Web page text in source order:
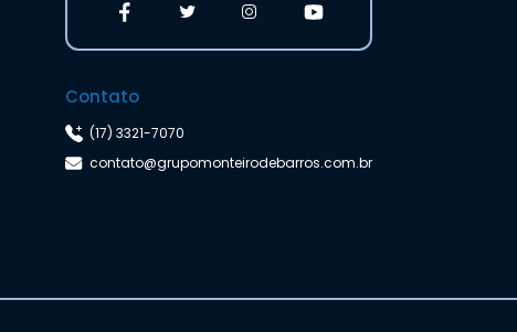
Contato
(17) 3321-7070
contato@grupomonteirodebarros.com.br